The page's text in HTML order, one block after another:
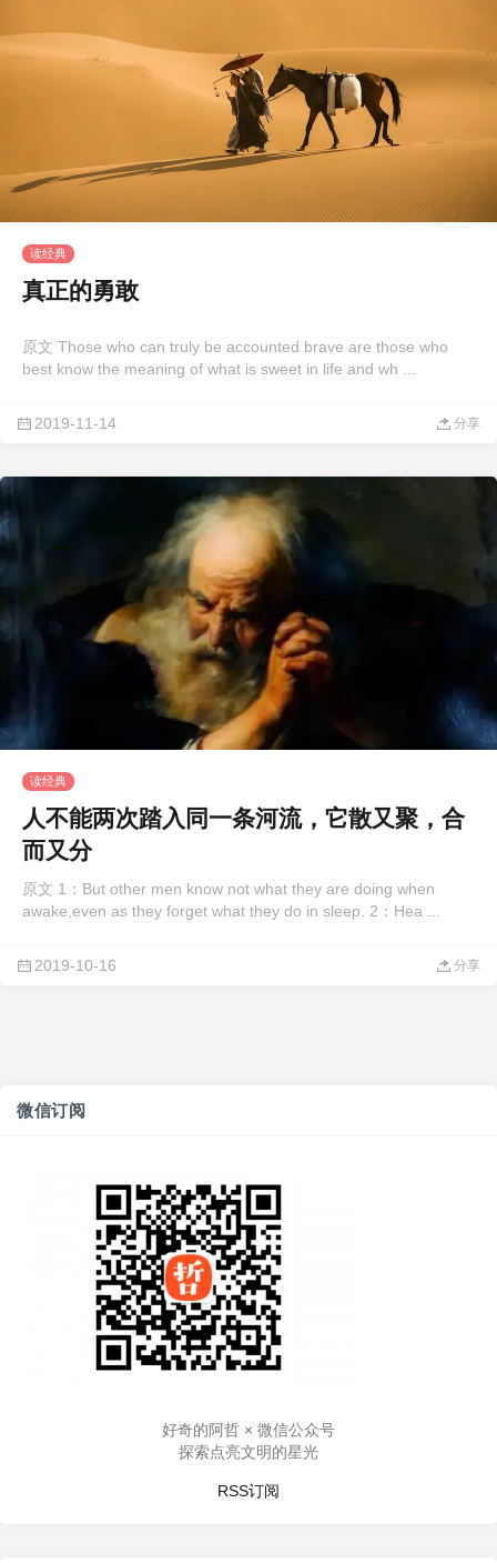
读经典
真正的勇敢
原文 Those who can truly be accounted brave are those who
best know the meaning of what is sweet in life and wh ...
2019-11-14 分享
读经典
人不能两次踏入同一条河流，它散又聚，合
而又分
原文 1：But other men know not what they are doing when
awake,even as they forget what they do in sleep. 2：Hea ...
2019-10-16 分享
微信订阅
好奇的阿哲 × 微信公众号
探索点亮文明的星光
RSS订阅